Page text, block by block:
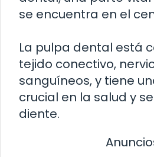
se encuentra en el
La pulpa dental está
tejido conectivo,
sanguíneos, y tiene
crucial en la salud y
diente.